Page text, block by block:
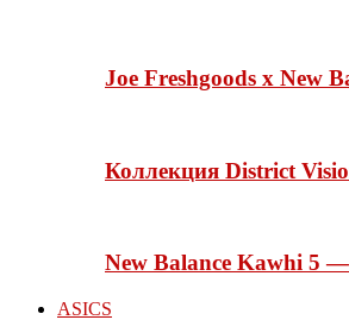
Joe Freshgoods x New
Коллекция District
New Balance Kawhi 5
ASICS